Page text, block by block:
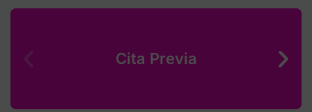
Cita Previa